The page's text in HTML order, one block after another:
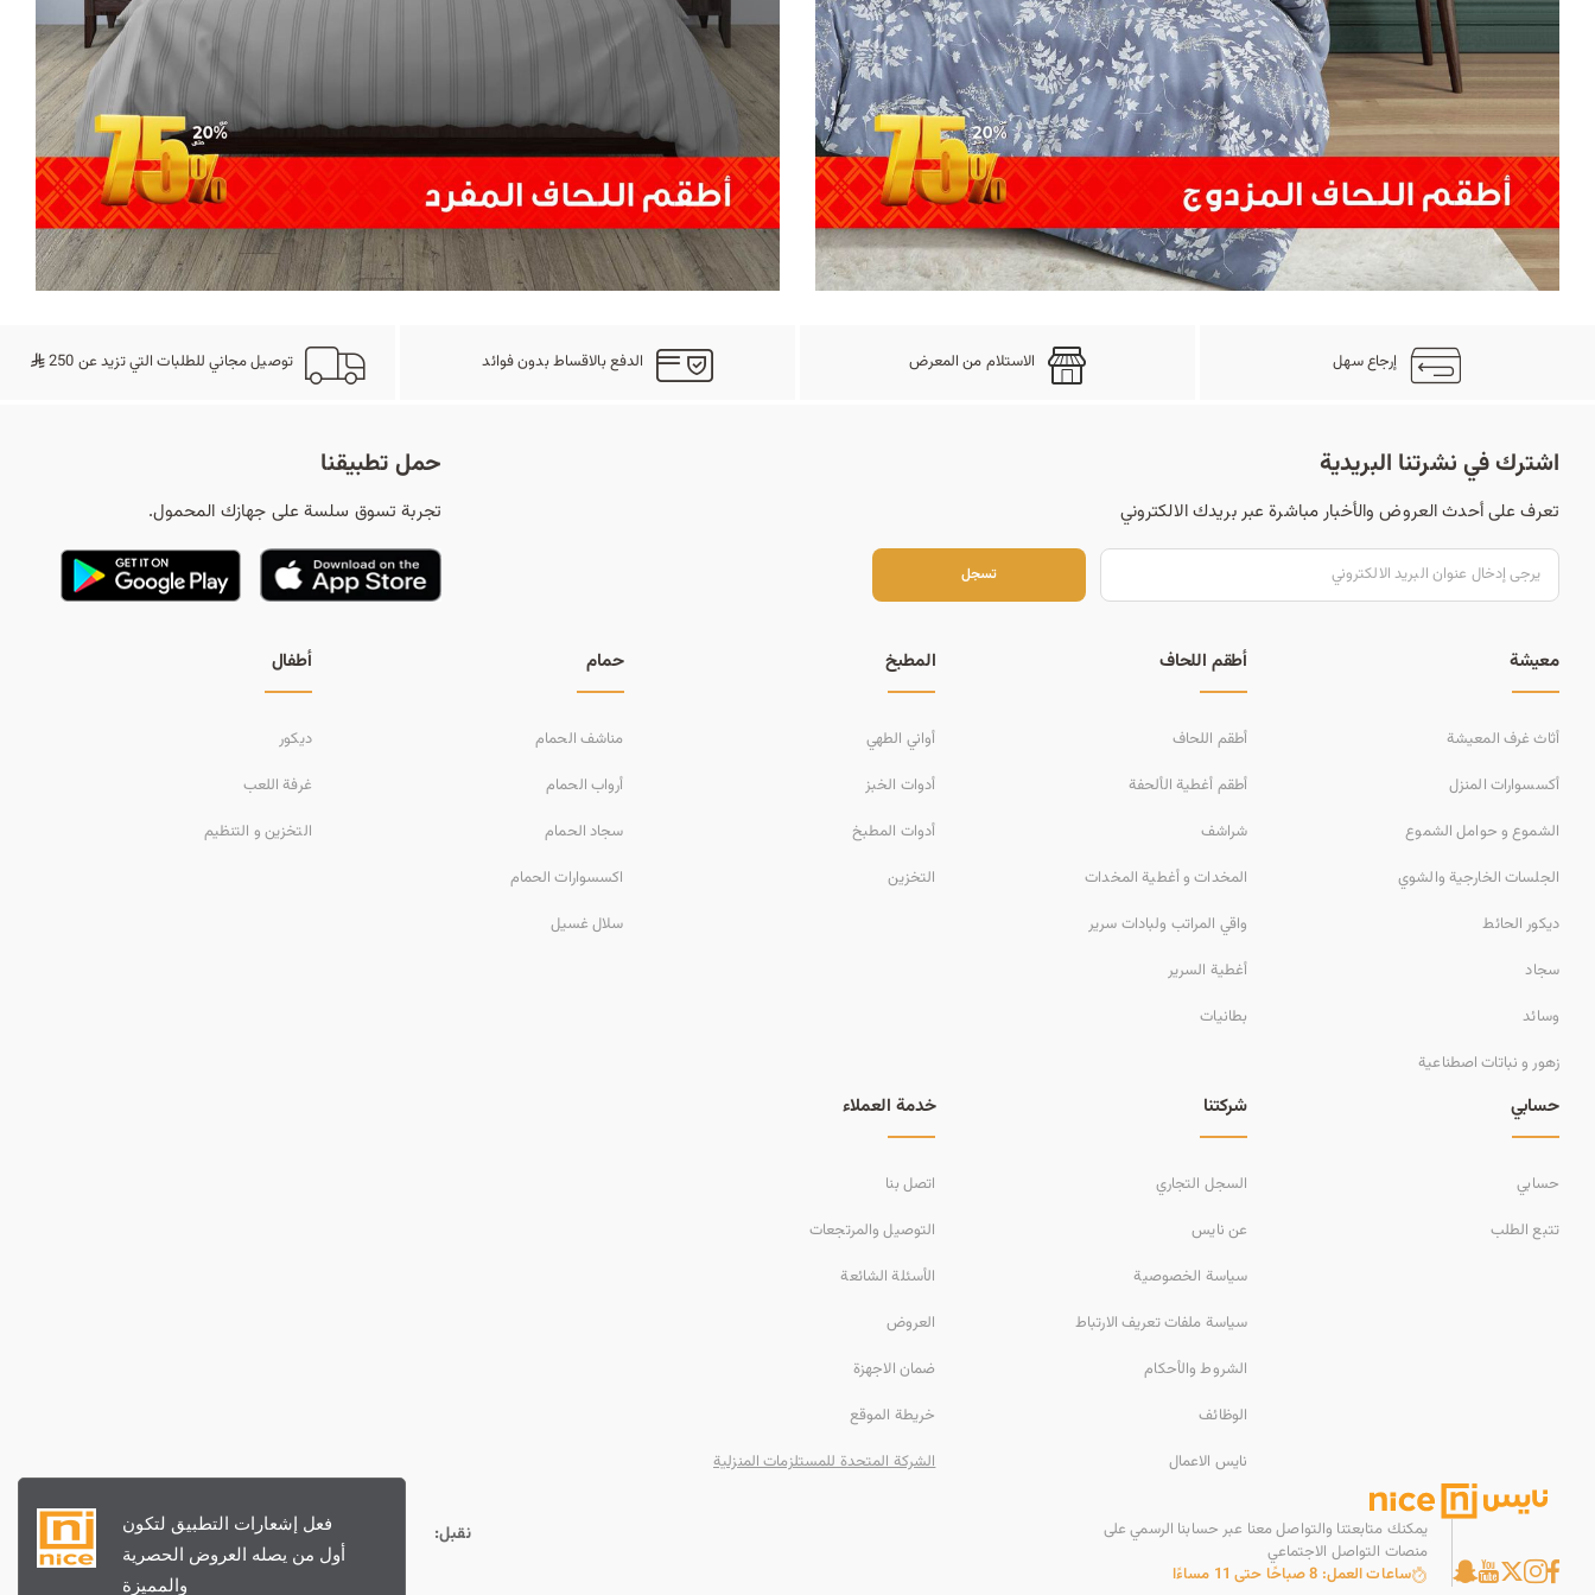
د
ك
ل
م
ا
ت
ل
ب
ي
ة
إرجاع سهل الاستلام من المعرض الدفع بالاقساط بدون فوائد توصيل مجاني للطلبات التي تزيد عن 250
اشترك في نشرتنا البريدية
تعرف على أحدث العروض والأخبار مباشرة عبر بريدك الالكتروني
تسجل
تسجل
حمل تطبيقنا
تجربة تسوق سلسة على جهازك المحمول.
معيشة
أثاث غرف المعيشة
أكسسوارات المنزل
الشموع و حوامل الشموع
الجلسات الخارجية والشوي
ديكور الحائط
سجاد
وسائد
زهور و نباتات اصطناعية
أطقم اللحاف
أطقم اللحاف
أطقم أغطية الألحفة
شراشف
المخدات و أغطية المخدات
واقي المراتب ولبادات سرير
أغطية السرير
بطانيات
المطبخ
أواني الطهي
أدوات الخبز
أدوات المطبخ
التخزين
حمام
مناشف الحمام
أرواب الحمام
سجاد الحمام
اكسسوارات الحمام
سلال غسيل
أطفال
ديكور
غرفة اللعب
التخزين و التنظيم
حسابي
حسابي
تتبع الطلب
شركتنا
السجل التجاري
عن نايس
سياسة الخصوصية
سياسة ملفات تعريف الارتباط
الشروط والأحكام
الوظائف
نايس الاعمال
خدمة العملاء
اتصل بنا
التوصيل والمرتجعات
الأسئلة الشائعة
العروض
ضمان الاجهزة
خريطة الموقع
الشركة المتحدة للمستلزمات المنزلية
يمكنك متابعتنا والتواصل معنا عبر حسابنا الرسمي على
منصات التواصل الاجتماعي
ساعات العمل: 8 صباحًا حتى 11 مساءًا
نقبل: